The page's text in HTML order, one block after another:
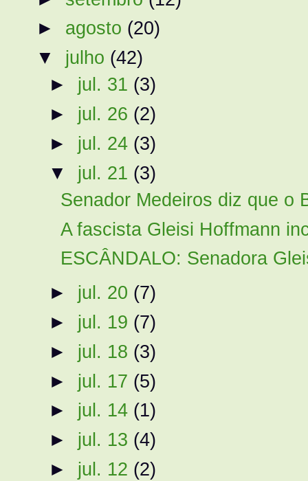
► agosto (20)
▼ julho (42)
► jul. 31 (3)
► jul. 26 (2)
► jul. 24 (3)
▼ jul. 21 (3)
Senador Medeiros diz que o
A fascista Gleisi Hoffmann
ESCÂNDALO: Senadora
► jul. 20 (7)
► jul. 19 (7)
► jul. 18 (3)
► jul. 17 (5)
► jul. 14 (1)
► jul. 13 (4)
► jul. 12 (2)